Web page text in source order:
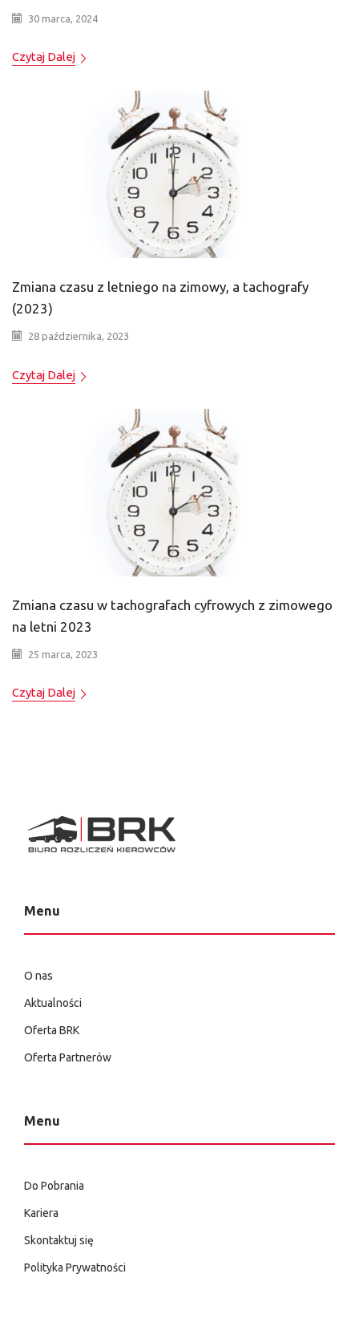
30 marca, 2024
Czytaj Dalej
Zmiana czasu z letniego na zimowy, a tachografy
(2023)
28 października, 2023
Czytaj Dalej
Zmiana czasu w tachografach cyfrowych z zimowego
na letni 2023
25 marca, 2023
Czytaj Dalej
Menu
O nas
Aktualności
Oferta BRK
Oferta Partnerów
Menu
Do Pobrania
Kariera
Skontaktuj się
Polityka Prywatności